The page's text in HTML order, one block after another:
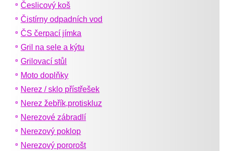
Česlicový koš
Čistírny odpadních vod
ČS čerpací jímka
Gril na sele a kýtu
Grilovací stůl
Moto doplňky
Nerez / sklo přístřešek
Nerez žebřík,protiskluz
Nerezové zábradlí
Nerezový poklop
Nerezový pororošt